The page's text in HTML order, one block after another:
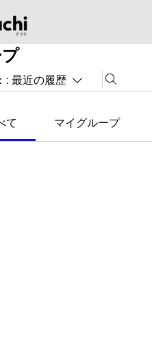
: 最近の履歴
て マイグループ